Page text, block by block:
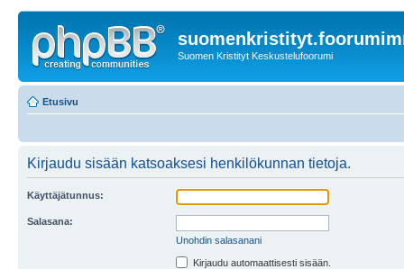
Suomen Kristityt Keskustelufoorumi
Etusivu
Kirjaudu sisään katsoaksesi henkilökunnan tietoja.
Käyttäjätunnus:
Salasana:
Unohdin salasanani
Kirjaudu automaattisesti sisään.